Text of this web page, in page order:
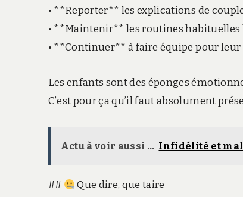
• **Reporter** les explications de
• **Maintenir** les routines habituelles
• **Continuer** à faire équipe pour
Les enfants sont des éponges
C’est pour ça qu’il faut absolument
Actu à voir aussi ... Infidélité et
## Que dire, que taire